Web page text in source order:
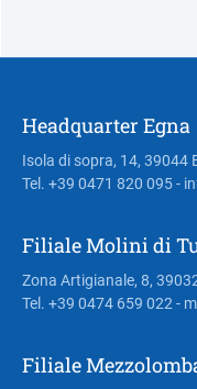
Headquarter Egna
Isola di sopra, 14, 39044
Tel. +39 0471 820 095-
Filiale Molini di
Zona Artigianale, 8,
Tel. +39 0474 659 022 -
Filiale